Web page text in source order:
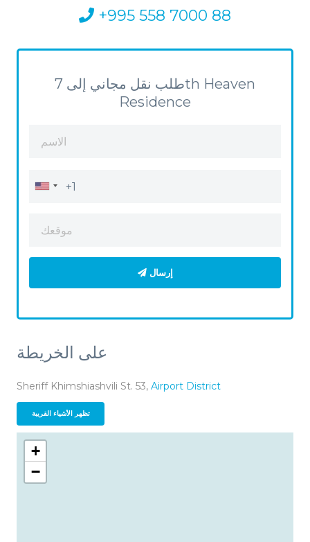
+995 558 7000 88
طلب نقل مجاني إلى 7th Heaven
Residence
إرسال
على الخريطة
Sheriff Khimshiashvili St. 53, Airport District
تظهر الأشياء القريبة
+
−